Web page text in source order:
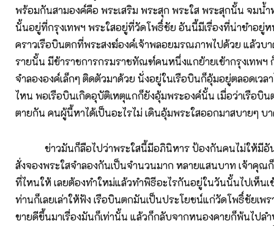
พร้อมกันสามองค์คือ พระเสริม พระสุก พระใส พระสุกนั้น จมน้ำ
นั้นอยู่ที่กรุงเทพฯ พระใสอยู่ที่วัดโพธิ์ชัย อันนี้มีเรื่องที่น่าขำอยู่ห
คราวเรือบินตกที่พระสงฆ์องค์เจ้าพลอยมรณภาพไปด้วย แล้วบ
รายนั้น มีข้าราชการกรมราชทัณฑ์คนหนึ่งแกย้ายเข้ากรุงเทพฯ
จำลององค์เล็กๆ ติดตัวมาด้วย นั่งอยู่ในเรือบินก็อุ้มอยู่ตลอดเวล
ไหน พอเรือบินเกิดอุบัติเหตุแกก็ยังอุ้มพระองค์นั้น เมื่อว่าเรือบิน
ตายกัน คนผู้นี้หาได้เป็นอะไรไม่ เดินอุ้มพระใสออกมาสบายๆ บ
ข่าวมันก็ลือไปว่าพระใสนี้มีอภินิหาร ป้องกันคนไม่ให้มีอัน
สั่งจองพระใสจำลองกันเป็นจำนวนมาก หลายแสนบาท เจ้าคุณก็
ที่ไหนให้ เลยต้องทำใหม่แล้วทำพิธีอะไรกันอยู่ในวันนั้นไปเห็นเ
ท่านก็เลยเล่าให้ฟัง เรือบินตกมันเป็นประโยชน์แก่วัดโพธิ์ชัยเพร
ขายดีขึ้นมาเรื่องมันก็เท่านั้น แล้วก็กลับจากหนองคายก็พ้นไปล